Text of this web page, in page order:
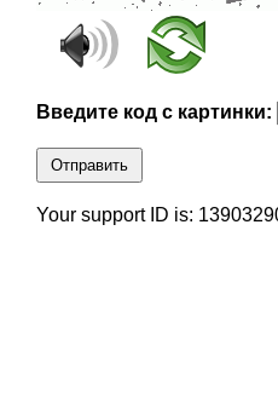
Введите код с картинки:
Отправить
Your support ID is: